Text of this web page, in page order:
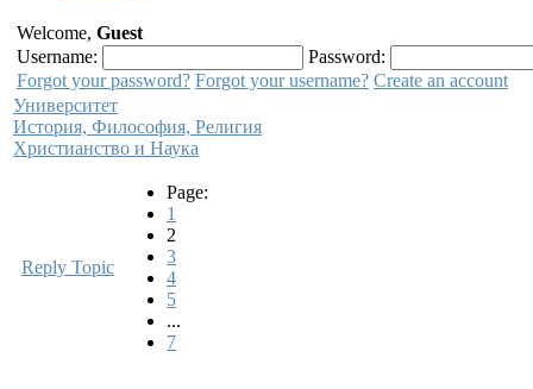
Welcome, Guest
Username:
Password:
Forgot your password? Forgot your username? Create an account
Университет
История, Философия, Религия
Христианство и Наука
Reply Topic
Page:
1
2
3
4
5
...
7